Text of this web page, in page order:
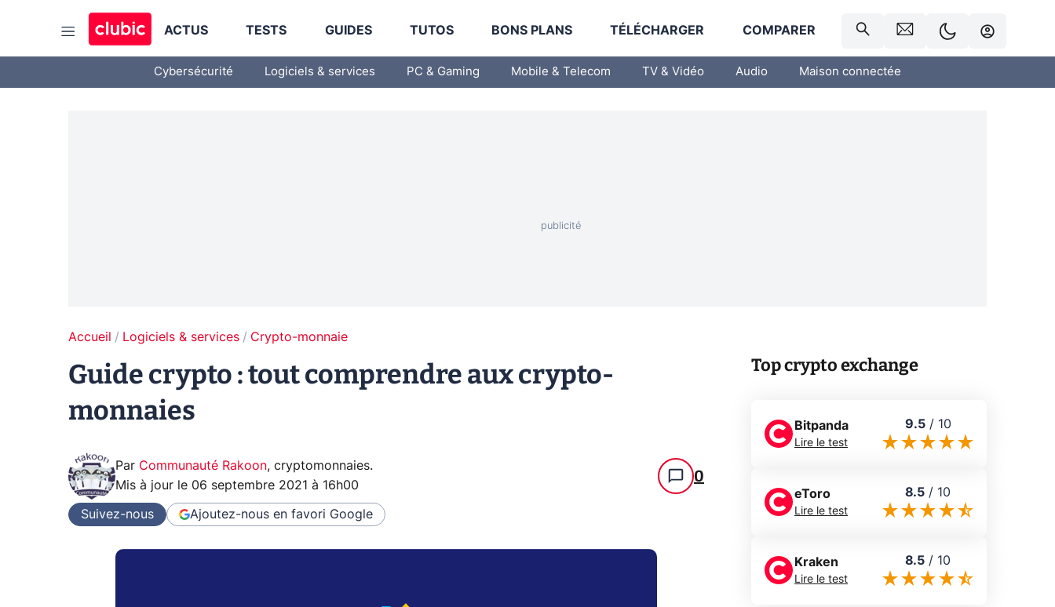
ACTUS TESTS GUIDES TUTOS BONS PLANS TÉLÉCHARGER COMPARER
Cybersécurité Logiciels & services PC & Gaming Mobile & Telecom TV & Vidéo Audio Maison connectée
Accueil Logiciels & services Crypto-monnaie
Guide crypto : tout comprendre aux crypto-
monnaies
Par Communauté Rakoon, cryptomonnaies.
Mis à jour le 06 septembre 2021 à 16h00 0
Suivez-nous Ajoutez-nous en favori Google
Top crypto exchange
Bitpanda
Lire le test
9.5/ 10
eToro
Lire le test
8.5 / 10
Kraken
Lire le test
8.5 / 10